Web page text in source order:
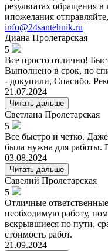
результатах обращения
ипожелания
info@24santehnik.ru
Диана Пролетарская
5
Все просто отлично!
Выполнено в срок, по
- докупили, Спасибо.
21.07.2024
Читать дальше
Светлана Пролетарская
5
Все быстро и четко.
была нужна для работы.
03.08.2024
Читать дальше
Савелий Пролетарская
5
Отличные
необходимую работу,
вскрывшиеся по пути,
стоимость работ.
21.09.2024